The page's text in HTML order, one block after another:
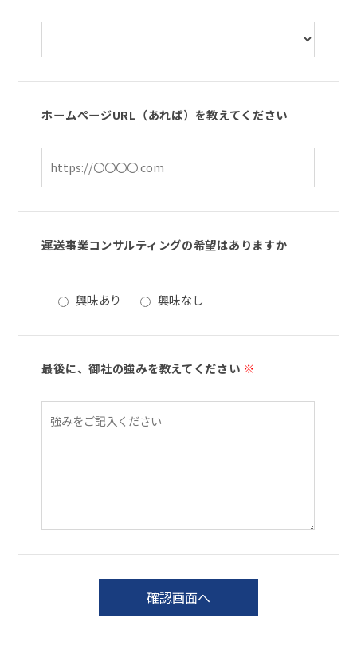
ホームページURL（あれば）を教えてください
運送事業コンサルティングの希望はありますか
興味あり 興味なし
最後に、御社の強みを教えてください ※